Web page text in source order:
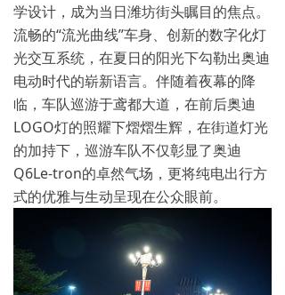
学设计，成为当日潍坊街头瞩目的焦点。
流畅的“流光曲线”车身、创新的数字化灯
光交互系统，在夏日的阳光下勾勒出奥迪
电动时代的崭新语言。伴随着夜幕的降
临，车队巡游于鸢都大道，在前后奥迪
LOGO灯的照耀下熠熠生辉，在街道灯光
的加持下，巡游车队不仅彰显了奥迪
Q6Le-tron的卓然气场，更将纯电出行方
式的优雅与生动呈现在公众眼前。